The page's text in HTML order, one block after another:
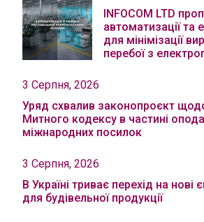
INFOCOM LTD
автоматизації
для мінімізації
перебої з
3 Серпня, 2026
Уряд схвалив законопроєкт
Митного кодексу в частині
міжнародних посилок
3 Серпня, 2026
В Україні триває перехід на нові
для будівельної продукції